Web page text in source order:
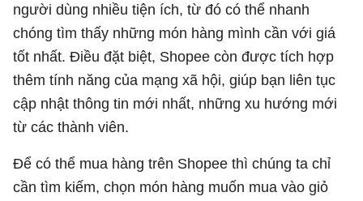
người dùng nhiều tiện ích, từ đó có thể nhanh
chóng tìm thấy những món hàng mình cần với giá
tốt nhất. Điều đặt biệt, Shopee còn được tích hợp
thêm tính năng của mạng xã hội, giúp bạn liên tục
cập nhật thông tin mới nhất, những xu hướng mới
từ các thành viên.
Để có thể mua hàng trên Shopee thì chúng ta chỉ
cần tìm kiếm, chọn món hàng muốn mua vào giỏ